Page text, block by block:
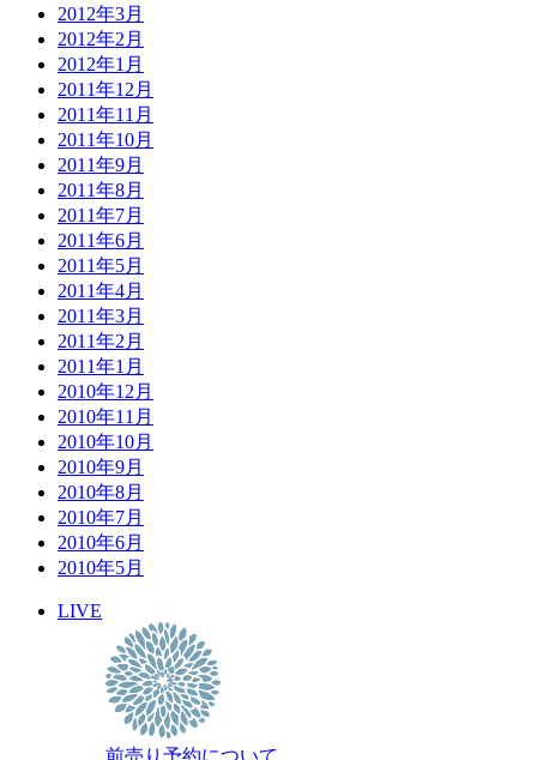
2012年3月
2012年2月
2012年1月
2011年12月
2011年11月
2011年10月
2011年9月
2011年8月
2011年7月
2011年6月
2011年5月
2011年4月
2011年3月
2011年2月
2011年1月
2010年12月
2010年11月
2010年10月
2010年9月
2010年8月
2010年7月
2010年6月
2010年5月
LIVE
前売り予約について